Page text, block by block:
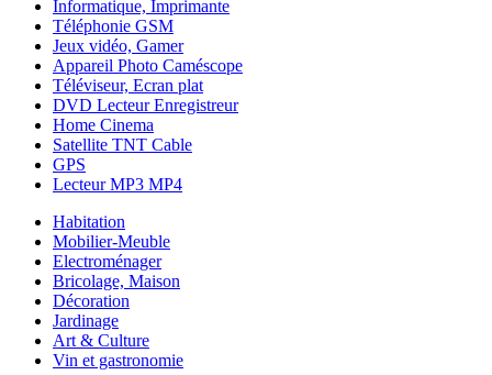
Informatique, Imprimante
Téléphonie GSM
Jeux vidéo, Gamer
Appareil Photo Caméscope
Téléviseur, Ecran plat
DVD Lecteur Enregistreur
Home Cinema
Satellite TNT Cable
GPS
Lecteur MP3 MP4
Habitation
Mobilier-Meuble
Electroménager
Bricolage, Maison
Décoration
Jardinage
Art & Culture
Vin et gastronomie